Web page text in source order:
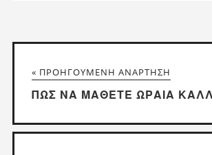
« ΠΡΟΗΓΟΎΜΕΝΗ ΑΝΆΡΤΗΣΗ
ΠΏΣ ΝΑ ΜΆΘΕΤΕ ΩΡΑΊΑ